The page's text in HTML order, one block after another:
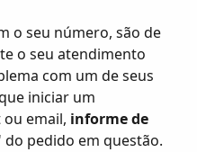
o seu número, são de
o seu atendimento
com um de seus
iniciar um
email, informe de
do pedido em questão.